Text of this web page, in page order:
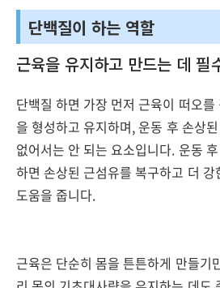
단백질이 하는 역할
근육을 유지하고 만드는 데 필
단백질 하면 가장 먼저 근육이 떠오
을 형성하고 유지하며, 운동 후 손상
없어서는 안 되는 요소입니다. 운동
하면 손상된 근섬유를 복구하고 더 강
도움을 줍니다.
근육은 단순히 몸을 튼튼하게 만들기